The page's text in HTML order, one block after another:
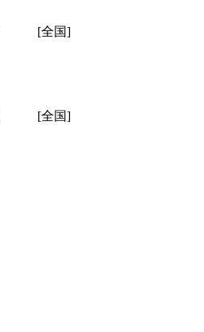
[全国]
[全国]